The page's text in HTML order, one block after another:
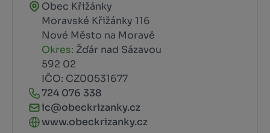
Obec Křižánky
Moravské Křižánky 116
Nové Město na Moravě
Okres: Žďár nad Sázavou
592 02
IČO: CZ00531677
724 076 338
ic@obeckrizanky.cz
www.obeckrizanky.cz